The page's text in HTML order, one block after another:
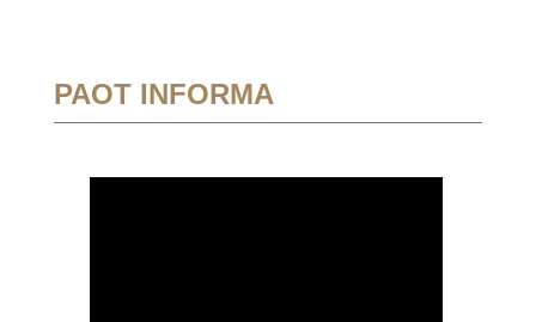
PAOT INFORMA